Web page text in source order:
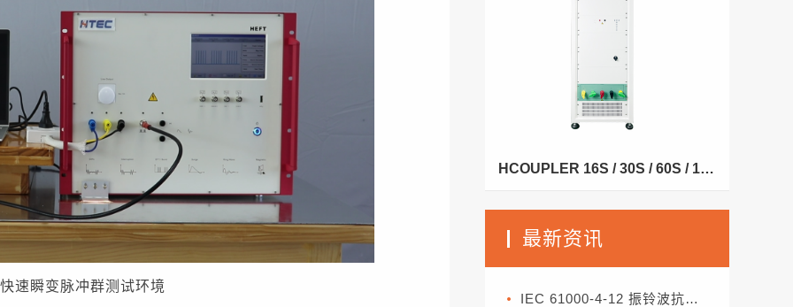
速瞬变脉冲群测试环境
HCOUPLER 16S / 30S / 60S / 125S / 200S
最新资讯
IEC 61000-4-12 振铃波抗扰度试验标准解析